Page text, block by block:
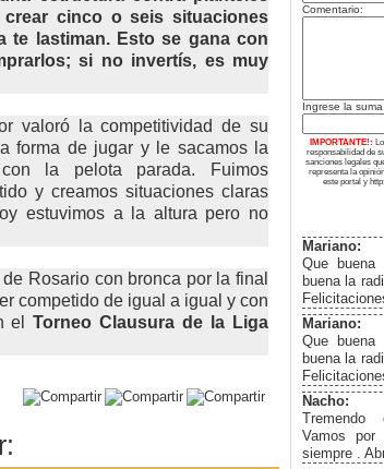
cinco o seis situaciones
te lastiman. Esto se gana con
si no invertís, es muy
valoró la competitividad de su
forma de jugar y le sacamos la
la pelota parada. Fuimos
y creamos situaciones claras
estuvimos a la altura pero no
Rosario con bronca por la final
competido de igual a igual y con
elTorneo Clausura de la Liga
Comentario:
Ingrese la
IMPORTANTE!:
responsabilidad de
sanciones legales
representa la
este portal y
Mariano:
Que buena
buena la
Mariano:
Que buena
buena la
Nacho:
Tremendo
Vamos
siempre .